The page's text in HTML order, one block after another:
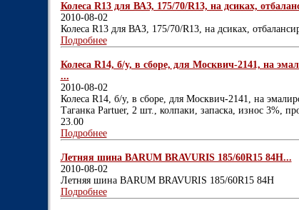
Колеса R13 для ВАЗ, 175/70/R13, на дсиках,
2010-08-02
Колеса R13 для ВАЗ, 175/70/R13, на дсиках,
Подробнее
Колеса R14, б/у, в сборе, для Москвич-2141, на
...
2010-08-02
Колеса R14, б/у, в сборе, для Москвич-2141, на
Таганка Partuer, 2 шт., колпаки, запаска, износ 3%,
23.00
Подробнее
Летняя шина BARUM BRAVURIS 185/60R15 84H...
2010-08-02
Летняя шина BARUM BRAVURIS 185/60R15 84H
Подробнее